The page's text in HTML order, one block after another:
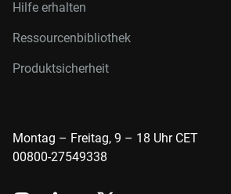
Hilfe erhalten
Ressourcenbibliothek
Produktsicherheit
Montag – Freitag, 9 – 18 Uhr CET
00800-27549338